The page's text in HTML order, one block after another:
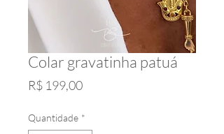
Colar gravatinha patuá
R$ 199,00Preço
Quantidade *